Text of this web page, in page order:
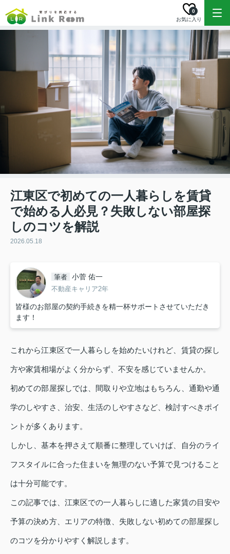
お気に入り
0
江東区で初めての一人暮らしを賃貸
で始める人必見？失敗しない部屋探
しのコツを解説
2026.05.18
筆者 小菅 佑一
不動産キャリア2年
皆様のお部屋の契約手続きを精一杯サポートさせていただき
ます！
これから江東区で一人暮らしを始めたいけれど、賃貸の探し
方や家賃相場がよく分からず、不安を感じていませんか。
初めての部屋探しでは、間取りや立地はもちろん、通勤や通
学のしやすさ、治安、生活のしやすさなど、検討すべきポイ
ントが多くあります。
しかし、基本を押さえて順番に整理していけば、自分のライ
フスタイルに合った住まいを無理のない予算で見つけること
は十分可能です。
この記事では、江東区での一人暮らしに適した家賃の目安や
予算の決め方、エリアの特徴、失敗しない初めての部屋探し
のコツを分かりやすく解説します。